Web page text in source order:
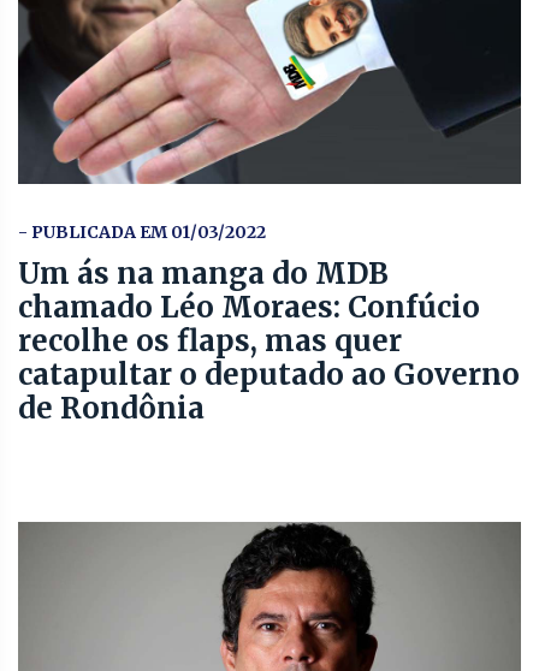
- PUBLICADA EM 01/03/2022
Um ás na manga do MDB
chamado Léo Moraes: Confúcio
recolhe os flaps, mas quer
catapultar o deputado ao Governo
de Rondônia